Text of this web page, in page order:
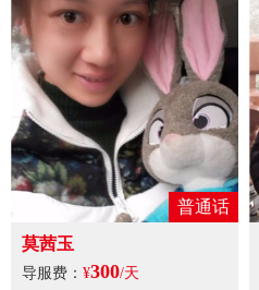
普通话
莫茜玉
导服费： ¥300/天